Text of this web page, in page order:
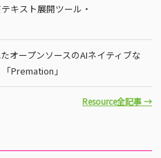
キスト展開ツール・
オープンソースのAIネイティブな
Premation」
Resource全記事 →